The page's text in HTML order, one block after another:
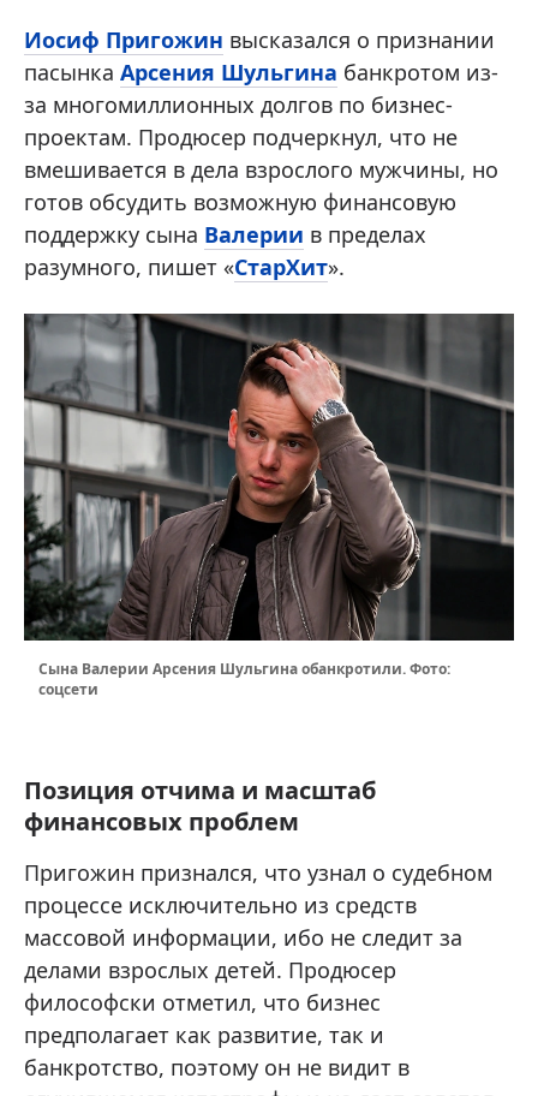
Иосиф Пригожин высказался о признании
пасынка Арсения Шульгина банкротом из-
за многомиллионных долгов по бизнес-
проектам. Продюсер подчеркнул, что не
вмешивается в дела взрослого мужчины, но
готов обсудить возможную финансовую
поддержку сына Валерии в пределах
разумного, пишет «СтарХит».
Сына Валерии Арсения Шульгина обанкротили. Фото:
соцсети
Позиция отчима и масштаб
финансовых проблем
Пригожин признался, что узнал о судебном
процессе исключительно из средств
массовой информации, ибо не следит за
делами взрослых детей. Продюсер
философски отметил, что бизнес
предполагает как развитие, так и
банкротство, поэтому он не видит в